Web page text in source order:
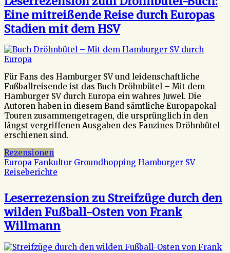
Eine mitreißende Reise durch Europas
Stadien mit dem HSV
Für Fans des Hamburger SV und leidenschaftliche
Fußballreisende ist das Buch Dröhnbütel – Mit dem
Hamburger SV durch Europa ein wahres Juwel. Die
Autoren haben in diesem Band sämtliche Europapokal-
Touren zusammengetragen, die ursprünglich in den
längst vergriffenen Ausgaben des Fanzines Dröhnbütel
erschienen sind.
Rezensionen
Europa Fankultur Groundhopping Hamburger SV
Reiseberichte
Leserrezension zu Streifzüge durch den
wilden Fußball-Osten von Frank
Willmann